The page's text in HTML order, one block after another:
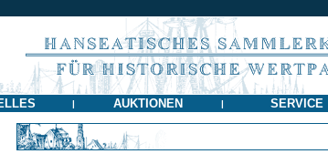
| AUKTIONEN | SERVICE